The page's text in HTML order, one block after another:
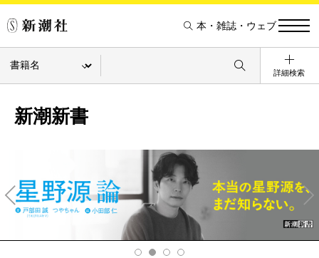
本・雑誌・ウェブ
詳細検索
新潮新書
v
Ne
xt